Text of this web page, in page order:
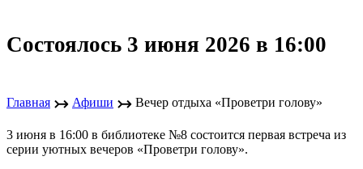
Состоялось 3 июня 2026 в 16:00
Главная ↣ Афиши ↣ Вечер отдыха «Проветри голову»
3 июня в 16:00 в библиотеке №8 состоится первая встреча из
серии уютных вечеров «Проветри голову».